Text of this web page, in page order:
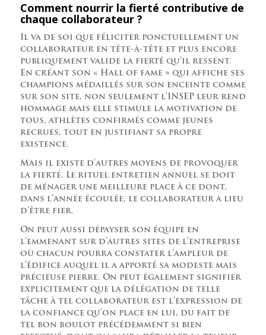
Comment nourrir la fierté contributive de
chaque collaborateur ?
Il va de soi que féliciter ponctuellement un
collaborateur en tête-à-tête et plus encore
publiquement valide la fierté qu’il ressent.
En créant son « Hall of fame » qui affiche ses
champions médaillés sur son enceinte comme
sur son site, non seulement l’INSEP leur rend
hommage mais elle stimule la motivation de
tous, athlètes confirmés comme jeunes
recrues, tout en justifiant sa propre
existence.
Mais il existe d’autres moyens de provoquer
la fierté. Le rituel entretien annuel se doit
de ménager une meilleure place à ce dont,
dans l’année écoulée, le collaborateur a lieu
d’être fier.
On peut aussi dépayser son équipe en
l’emmenant sur d’autres sites de l’entreprise
où chacun pourra constater l’ampleur de
l’édifice auquel il a apporté sa modeste mais
précieuse pierre. On peut également signifier
explicitement que la délégation de telle
tâche à tel collaborateur est l’expression de
la confiance qu’on place en lui, du fait de
tel bon boulot précédemment si bien